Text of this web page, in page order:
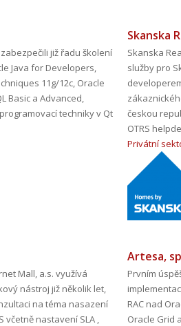
již řadu školení
Java for Developers,
11g/12c, Oracle
Basic a Advanced,
techniky v Qt
Skanska
Skanska
služby pro
českou
OTRS
Privátní
Mall, a.s. využívá
nástroj již několik let,
na téma nasazení
včetně nastavení SLA ,
Artesa,
Prvním
RAC nad
Oracle Grid